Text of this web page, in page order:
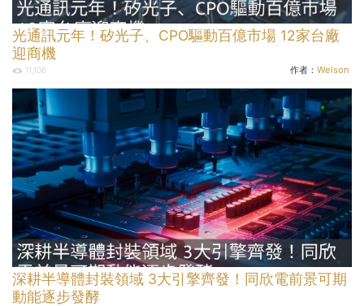
光通訊元年！矽光子、CPO驅動百億市場 12家台廠
迎商機
11,106 作者： Welson
深耕半導體封裝領域 3大引擎齊發！同欣電前景可期
動能逐步發酵